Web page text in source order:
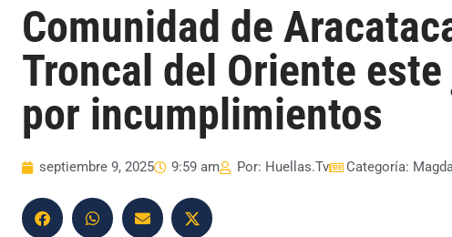
Comunidad de
Troncal del Oriente
por incumplimientos
septiembre 9, 2025 9:59 am Por: Huellas.Tv Categoría: